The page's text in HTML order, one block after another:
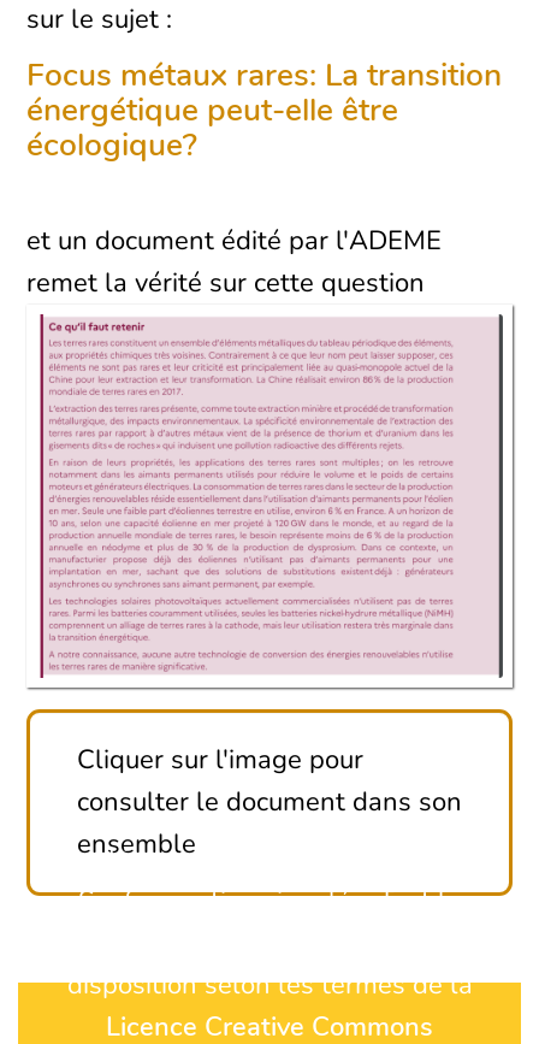
sur le sujet :
Focus métaux rares: La transition
énergétique peut-elle être
écologique?
et un document édité par l'ADEME
remet la vérité sur cette question
Cliquer sur l'image pour
consulter le document dans son
ensemble
Licence Creative Commons
Sauf exception signalée, Tout le
disposition selon les termes de la
Licence Creative Commons